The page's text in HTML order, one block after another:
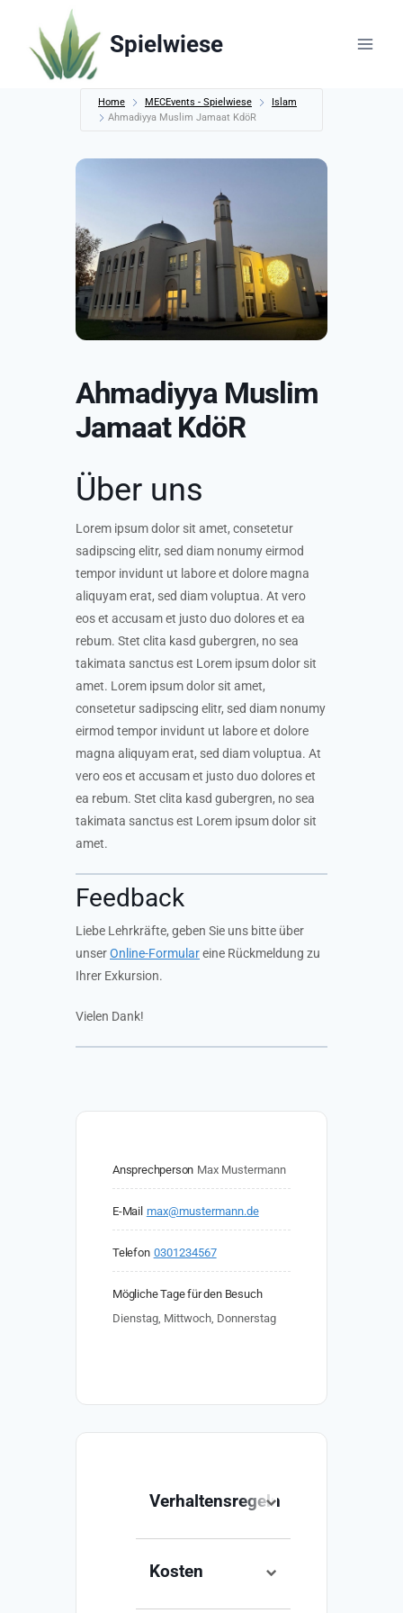
springen
Spielwiese
Home MECEvents - Spielwiese
Islam
Ahmadiyya Muslim Jamaat KdöR
Ahmadiyya Muslim
Jamaat KdöR
Über uns
Lorem ipsum dolor sit amet, consetetur
sadipscing elitr, sed diam nonumy eirmod
tempor invidunt ut labore et dolore magna
aliquyam erat, sed diam voluptua. At vero
eos et accusam et justo duo dolores et ea
rebum. Stet clita kasd gubergren, no sea
takimata sanctus est Lorem ipsum dolor sit
amet. Lorem ipsum dolor sit amet,
consetetur sadipscing elitr, sed diam nonumy
eirmod tempor invidunt ut labore et dolore
magna aliquyam erat, sed diam voluptua. At
vero eos et accusam et justo duo dolores et
ea rebum. Stet clita kasd gubergren, no sea
takimata sanctus est Lorem ipsum dolor sit
amet.
Feedback
Liebe Lehrkräfte, geben Sie uns bitte über
unserOnline-Formulareine Rückmeldung zu
Ihrer Exkursion.
Vielen Dank!
Ansprechperson Max Mustermann
E-Mail max@mustermann.de
Telefon 0301234567
Mögliche Tage für den Besuch
Dienstag, Mittwoch, Donnerstag
Verhaltensregeln
Lorem ipsum dolor sit
amet, consetetur
diam nonumy eirmod
Kosten